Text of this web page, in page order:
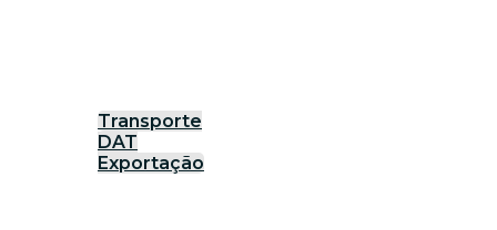
Transporte
DAT
Exportação